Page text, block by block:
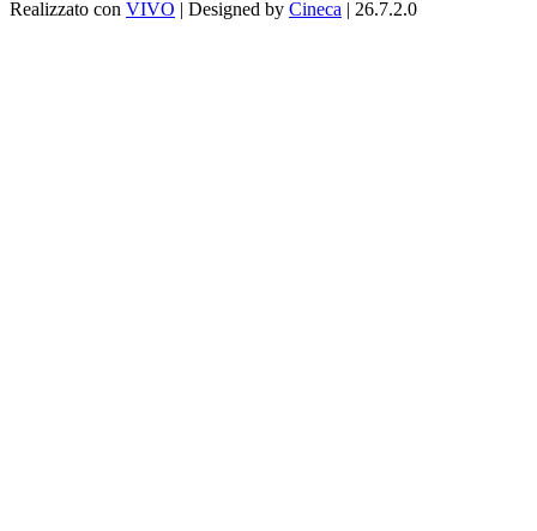
Realizzato con VIVO | Designed by Cineca | 26.7.2.0